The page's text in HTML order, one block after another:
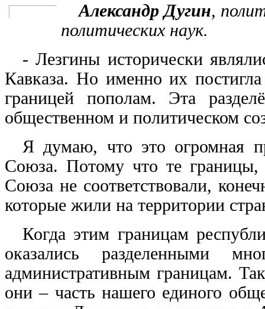
Александр Дугин,
политических наук.
- Лезгины исторически
Кавказа. Но именно их постигла
границей пополам. Эта
общественном и политическом
Я думаю, что это огромная
Союза. Потому что те границы,
Союза не соответствовали,
которые жили на территории
Когда этим границам
оказались разделенными
административным границам.
они – часть нашего единого